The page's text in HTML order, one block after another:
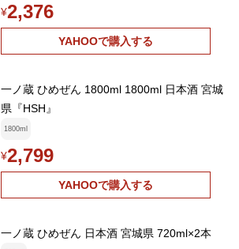
¥2,376
YAHOOで購入する
一ノ蔵 ひめぜん 1800ml 1800ml 日本酒 宮城
県『HSH』
1800ml
¥2,799
YAHOOで購入する
一ノ蔵 ひめぜん 日本酒 宮城県 720ml×2本